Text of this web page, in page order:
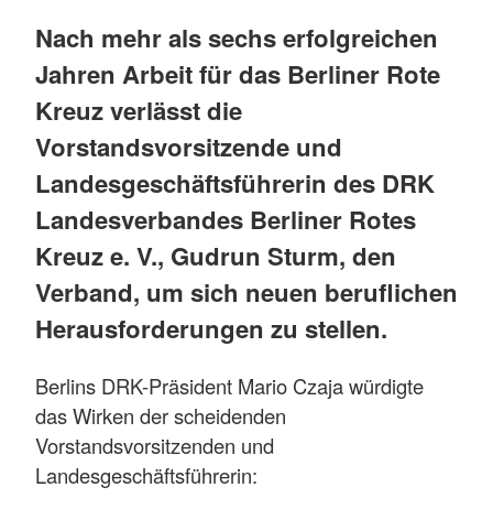
Nach mehr als sechs erfolgreichen
Jahren Arbeit für das Berliner Rote
Kreuz verlässt die
Vorstandsvorsitzende und
Landesgeschäftsführerin des DRK
Landesverbandes Berliner Rotes
Kreuz e. V., Gudrun Sturm, den
Verband, um sich neuen beruflichen
Herausforderungen zu stellen.
Berlins DRK-Präsident Mario Czaja würdigte
das Wirken der scheidenden
Vorstandsvorsitzenden und
Landesgeschäftsführerin: